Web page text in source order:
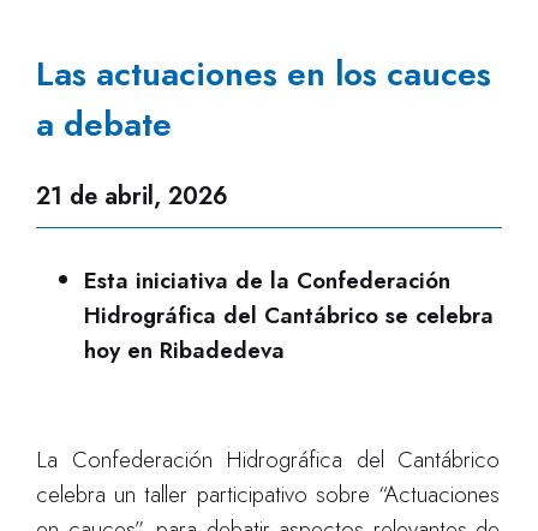
Las actuaciones en los cauces
a debate
21 de abril, 2026
Esta iniciativa de la Confederación
Hidrográfica del Cantábrico se celebra
hoy en Ribadedeva
La Confederación Hidrográfica del Cantábrico
celebra un taller participativo sobre “Actuaciones